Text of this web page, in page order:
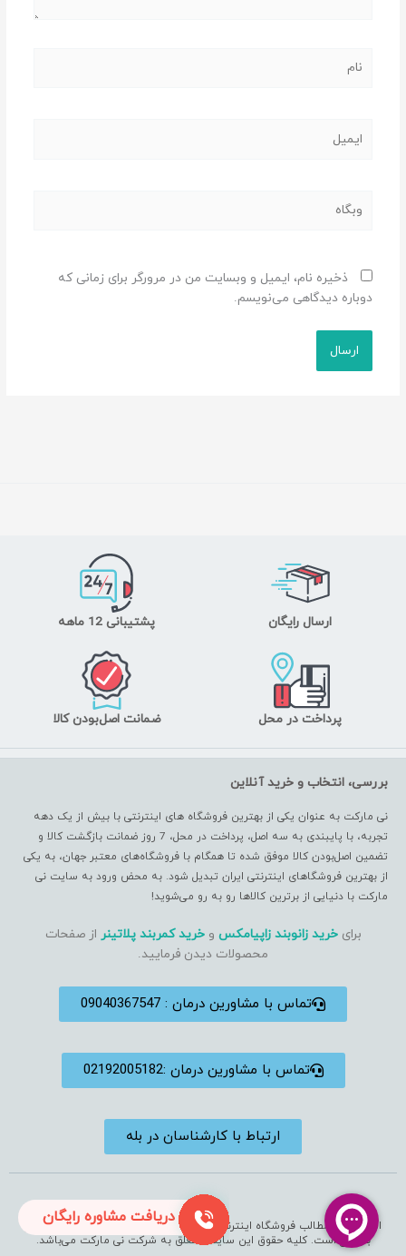
ذخیره نام، ایمیل و وبسایت من در مرورگر برای زمانی که
دوباره دیدگاهی می‌نویسم.
ارسال رایگان پشتیبانی 12 ماهه
پرداخت در محل ضمانت اصل‌بودن کالا
بررسی، انتخاب و خرید آنلاین
نی مارکت به عنوان یکی از بهترین فروشگاه های اینترنتی با بیش از یک دهه
تجربه، با پایبندی به سه اصل، پرداخت در محل، 7 روز ضمانت بازگشت کالا و
تضمین اصل‌بودن کالا موفق شده تا همگام با فروشگاه‌های معتبر جهان، به یکی
از بهترین فروشگاهای اینترنتی ایران تبدیل شود. به محض ورود به سایت نی
مارکت با دنیایی از برترین کالاها رو به رو می‌شوید!
برایخرید زانوبند زاپیامکس وخرید کمربند پلاتینر از صفحات
محصولات دیدن فرمایید.
تماس با مشاورین درمان : 09040367547
تماس با مشاورین درمان :02192005182
ارتباط با کارشناسان در بله
استفاده از مطالب فروشگاه اینترنتی فقط برای مقاصد غیرتجاری و با ذکر منبع
بلامانع است. کلیه حقوق این سایت متعلق به شرکت نی مارکت می‌باشد.
دریافت مشاوره رایگان